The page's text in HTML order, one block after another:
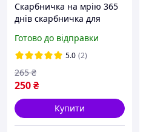
Скарбничка на мрію 365
днів скарбничка для
дерев'яні скарбнички для
грошей скарбничка на
рік
Готово до відправки
5.0 (2)
250₴
265 ₴
Купити